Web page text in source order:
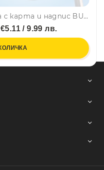
Спортна шапка с козирка с карта и надпис BULGARIA - бяла, унисекс
/ 9.99 лв.